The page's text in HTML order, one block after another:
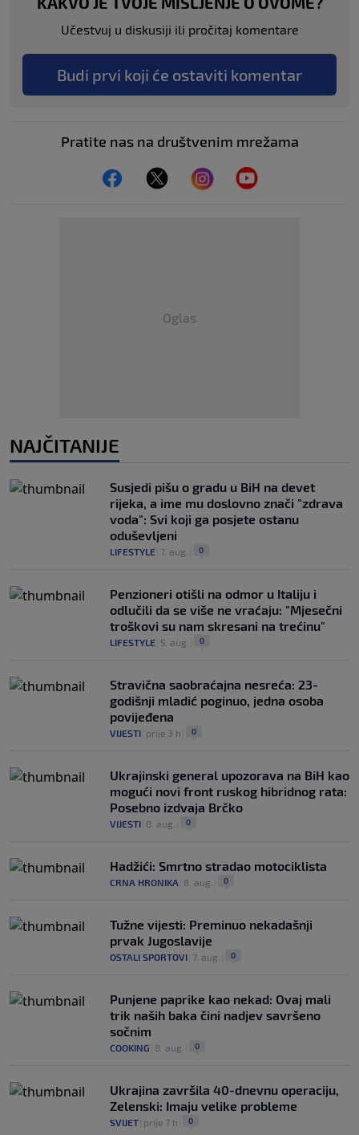
Učestvuj u diskusiji ili pročitaj komentare
Budi prvi koji će ostaviti komentar
Pratite nas na društvenim mrežama
Oglas
NAJČITANIJE
Susjedi pišu o gradu u BiH na devet
rijeka, a ime mu doslovno znači "zdrava
voda": Svi koji ga posjete ostanu
oduševljeni
LIFESTYLE 7. aug. 0
Penzioneri otišli na odmor u Italiju i
odlučili da se više ne vraćaju: "Mjesečni
troškovi su nam skresani na trećinu"
LIFESTYLE 5. aug. 0
Stravična saobraćajna nesreća: 23-
godišnji mladić poginuo, jedna osoba
povijeđena
VIJESTI prije 3 h 0
Ukrajinski general upozorava na BiH kao
mogući novi front ruskog hibridnog rata:
Posebno izdvaja Brčko
VIJESTI 8. aug. 0
Hadžići: Smrtno stradao motociklista
CRNA HRONIKA 8. aug. 0
Tužne vijesti: Preminuo nekadašnji
prvak Jugoslavije
OSTALI SPORTOVI 7. aug. 0
Punjene paprike kao nekad: Ovaj mali
trik naših baka čini nadjev savršeno
sočnim
COOKING 8. aug. 0
Ukrajina završila 40-dnevnu operaciju,
Zelenski: Imaju velike probleme
SVIJET prije 7 h 0